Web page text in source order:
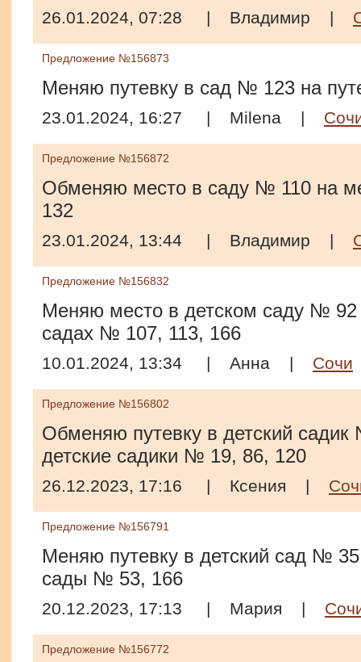
26.01.2024, 07:28 | Владимир |
Предложение №156873
Меняю путевку в сад № 123 на
23.01.2024, 16:27 | Milena |
Предложение №156872
Обменяю место в саду № 110 на
132
23.01.2024, 13:44 | Владимир |
Предложение №156832
Меняю место в детском саду № 92
садах № 107, 113, 166
10.01.2024, 13:34 | Анна | Сочи
Предложение №156802
Обменяю путевку в детский садик
детские садики № 19, 86, 120
26.12.2023, 17:16 | Ксения |
Предложение №156791
Меняю путевку в детский сад № 35
сады № 53, 166
20.12.2023, 17:13 | Мария |
Предложение №156772